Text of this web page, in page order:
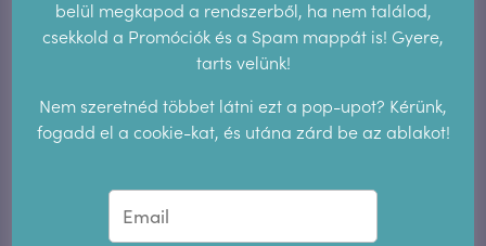
Facebook
Pinterest
Hozzászólás
belül megkapod a rendszerből, ha nem találod,
csekkold a Promóciók és a Spam mappát is! Gyere,
tarts velünk!
Nem szeretnéd többet látni ezt a pop-upot? Kérünk,
fogadd el a cookie-kat, és utána zárd be az ablakot!